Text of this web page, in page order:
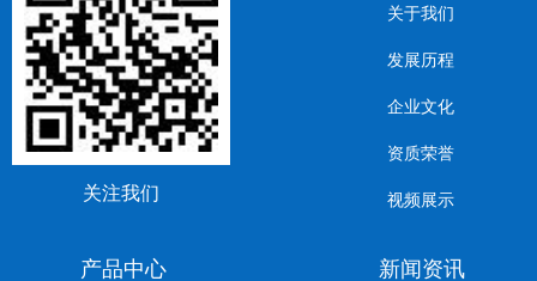
关注我们
关于我们
发展历程
企业文化
资质荣誉
视频展示
产品中心 新闻资讯